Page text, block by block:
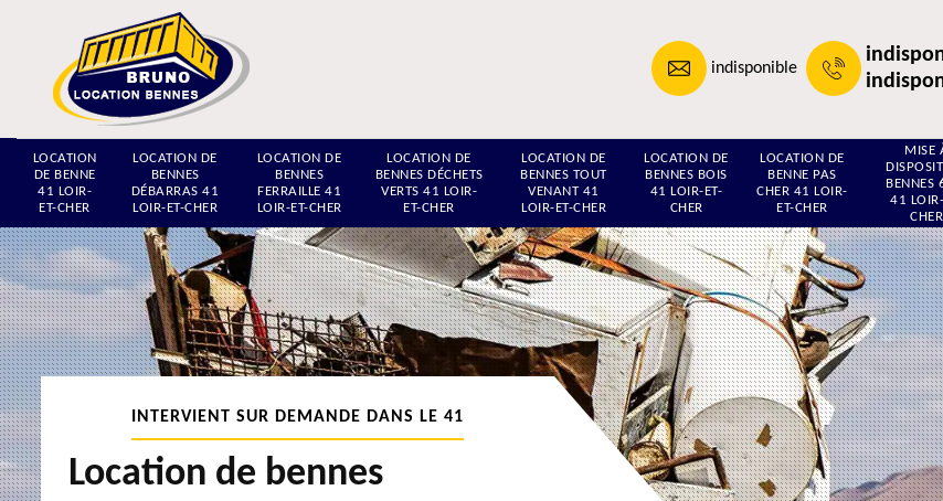
indisponible
LOCATION
DE BENNE
41 LOIR-
ET-CHER
LOCATION DE
BENNES
DÉBARRAS 41
LOIR-ET-CHER
LOCATION DE
BENNES
FERRAILLE 41
LOIR-ET-CHER
LOCATION DE
BENNES DÉCHETS
VERTS 41 LOIR-
ET-CHER
LOCATION DE
BENNES TOUT
VENANT 41
LOIR-ET-CHER
LOCATION DE
BENNES BOIS
41 LOIR-ET-
CHER
LOCATION DE
BENNE PAS
CHER 41 LOIR-
ET-CHER
MISE
BENNES
41
CHER
INTERVIENT SUR DEMANDE DANS LE 41
Location de bennes